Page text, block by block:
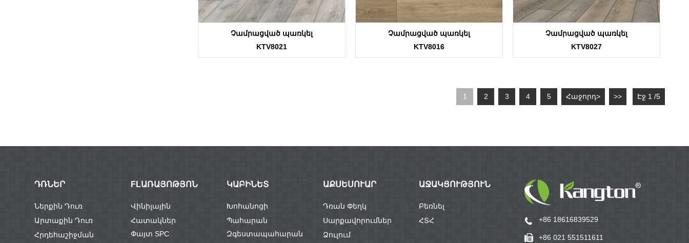
Բարձր որակի ամ
Չամրացված պառկել
KTV8021
Չամրացված պառկել
KTV8016
Չամրացված պառկել
KTV8027
1 2 3 4 5 Հաջորդ> >> Էջ 1 /5
ԴՌՆԵՐ
Ներքին Դուռ
Արտաքին Դուռ
Հրդեհաշիջման
FLԱՌԱՅՈԹՅՈՆ
Վինիլային
Հատակներ
Փայտ SPC
ԿԱԲԻՆԵՏ
Խոհանոցի
Պահարան
Զգեստապահարան
ԱՔՍԵՍՈՒԱՐ
Դռան Փեղկ
Սարքավորումներ
Ձուլում
ԱՋԱԿՑՈՒԹՅՈՒՆ
Բեռնել
ՀՏՀ
+86 18616839529
+86 021 551511611